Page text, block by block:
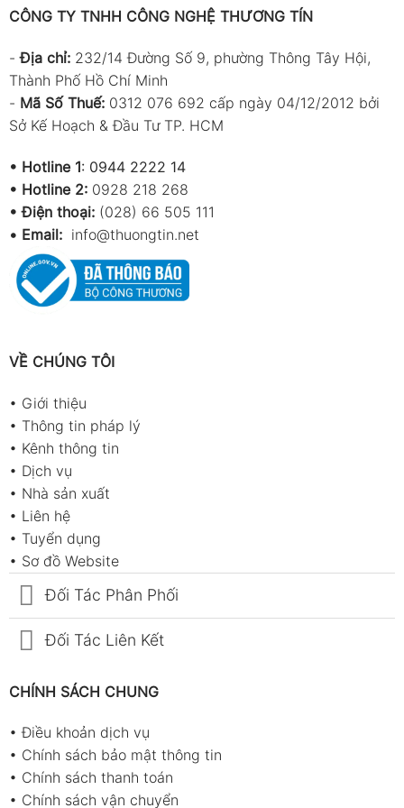
Data Memory
Capacity)
Dung lượng
Data Logger
(Auto
Datalogger
Capacity)
11,340 bộ (chỉ tải xuống bằng PC)
–
Điều kiện hoạt
động (Operating
Conditions)
0°C ~ +50°C 15 ~ 90%RH
Nguồn cấp
(Power Source)
Pin 9V
Thời lượng pin
(Battery Life)
Khoảng 100 giờ
(Weight)
Phụ kiện
(Accessories)
Ứng dụng sản phẩm
Kiểm tra rò rỉ CO trong nhà ở, gara, nhà
Giám sát an toàn trong nhà máy, khu công
nghiệp.
tra khí thải.
Sử dụng trong các phòng thí nghiệm, khu
vực làm việc kín.
Giám sát hệ thống đốt nhiên liệu, máy phát
điện, lò hơi.
CÔNG TY TNHH CÔNG NGHỆ THƯƠNG TÍN
-Địa chỉ: 232/14 Đường Số 9, phường Thông Tây Hội,
Thành Phố Hồ Chí Minh
- Mã Số Thuế: 0312 076 692 cấp ngày 04/12/2012 bởi
Sở Kế Hoạch & Đầu Tư TP. HCM
• Hotline 1: 0944 2222 14
• Hotline 2: 0928 218 268
• Điện thoại: (028) 66 505 111
• Email: info@thuongtin.net
VỀ CHÚNG TÔI
• Giới thiệu
• Thông tin pháp lý
• Kênh thông tin
• Dịch vụ
• Nhà sản xuất
• Liên hệ
• Tuyển dụng
• Sơ đồ Website
Đối Tác Phân Phối
Đối Tác Liên Kết
CHÍNH SÁCH CHUNG
•Điều khoản dịch vụ
• Chính sách bảo mật thông tin
• Chính sách thanh toán
• Chính sách vận chuyển